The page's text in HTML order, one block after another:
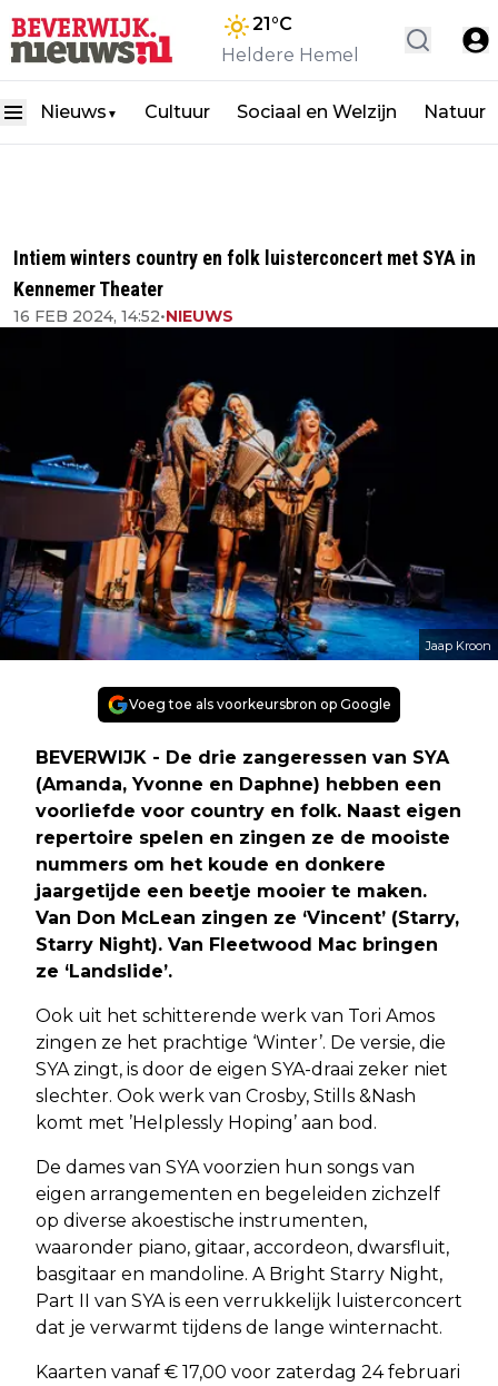
21°C
Heldere Hemel
Nieuws ▼ Cultuur Sociaal en Welzijn Natuur
Intiem winters country en folk luisterconcert met SYA in
Kennemer Theater
16 FEB 2024, 14:52•NIEUWS
Jaap Kroon
Voeg toe als voorkeursbron op Google
BEVERWIJK - De drie zangeressen van SYA
(Amanda, Yvonne en Daphne) hebben een
voorliefde voor country en folk. Naast eigen
repertoire spelen en zingen ze de mooiste
nummers om het koude en donkere
jaargetijde een beetje mooier te maken.
Van Don McLean zingen ze ‘Vincent’ (Starry,
Starry Night). Van Fleetwood Mac bringen
ze ‘Landslide’.
Ook uit het schitterende werk van Tori Amos
zingen ze het prachtige ‘Winter’. De versie, die
SYA zingt, is door de eigen SYA-draai zeker niet
slechter. Ook werk van Crosby, Stills &Nash
komt met ’Helplessly Hoping’ aan bod.
De dames van SYA voorzien hun songs van
eigen arrangementen en begeleiden zichzelf
op diverse akoestische instrumenten,
waaronder piano, gitaar, accordeon, dwarsfluit,
basgitaar en mandoline. A Bright Starry Night,
Part II van SYA is een verrukkelijk luisterconcert
dat je verwarmt tijdens de lange winternacht.
Kaarten vanaf € 17,00 voor zaterdag 24 februari